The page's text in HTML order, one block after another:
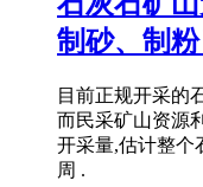
制砂、制
目前正规开采的
而民采矿山资源
开采量,估计整个
周 .